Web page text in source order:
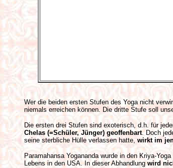
Wer die beiden ersten Stufen des Yoga nicht
niemals erreichen können. Die dritte Stufe soll
Die ersten drei Stufen sind exoterisch, d.h. für
Chelas (=Schüler, Jünger) geoffenbart. Doch
seine sterbliche Hülle verlassen hatte, wirkt im
Paramahansa Yogananda wurde in den Kriya-
Lebens in den USA. In dieser Abhandlung wird